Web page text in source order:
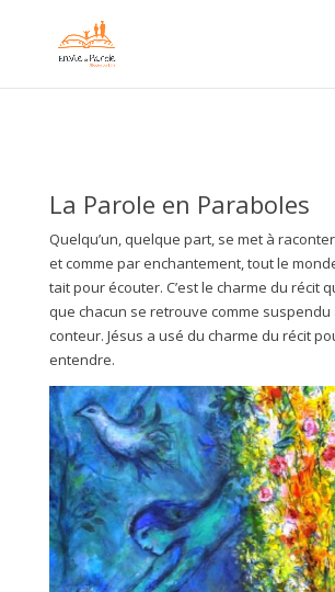
La Parole en Paraboles
Quelqu’un, quelque part, se met à
et comme par enchantement, tout le
tait pour écouter. C’est le charme du récit
que chacun se retrouve comme
conteur. Jésus a usé du charme du récit
entendre.